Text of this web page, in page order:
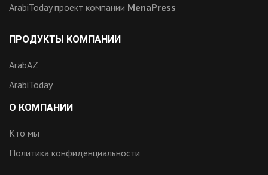
ArabiToday проект компании MenaPress
ПРОДУКТЫ КОМПАНИИ
ArabAZ
ArabiToday
О КОМПАНИИ
Кто мы
Политика конфиденциальности